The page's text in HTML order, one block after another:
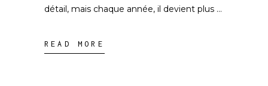
détail, mais chaque année, il devient plus
READ MORE